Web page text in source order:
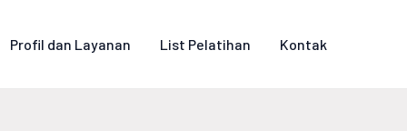
Profil dan Layanan List Pelatihan Kontak